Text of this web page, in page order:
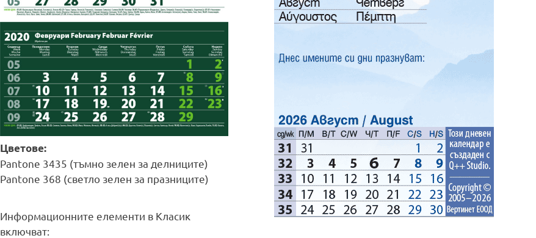
Цветове:
Pantone 3435 (тъмно зелен за делниците)
Pantone 368 (светло зелен за празниците)
Информационните елементи в Класик
включват: